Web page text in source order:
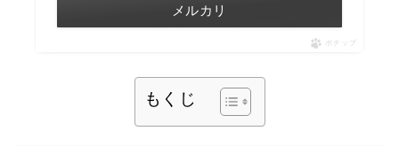
メルカリ
ポチップ
もくじ